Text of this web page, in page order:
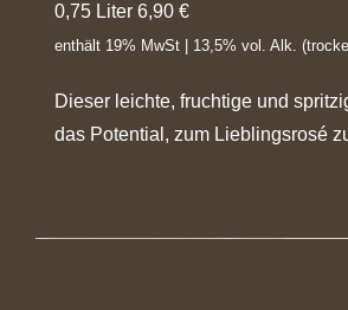
0,75 Liter 6,90 €
enthält 19% MwSt | 13,5% vol. Alk.
Dieser leichte, fruchtige und
das Potential, zum Lieblingsrosé